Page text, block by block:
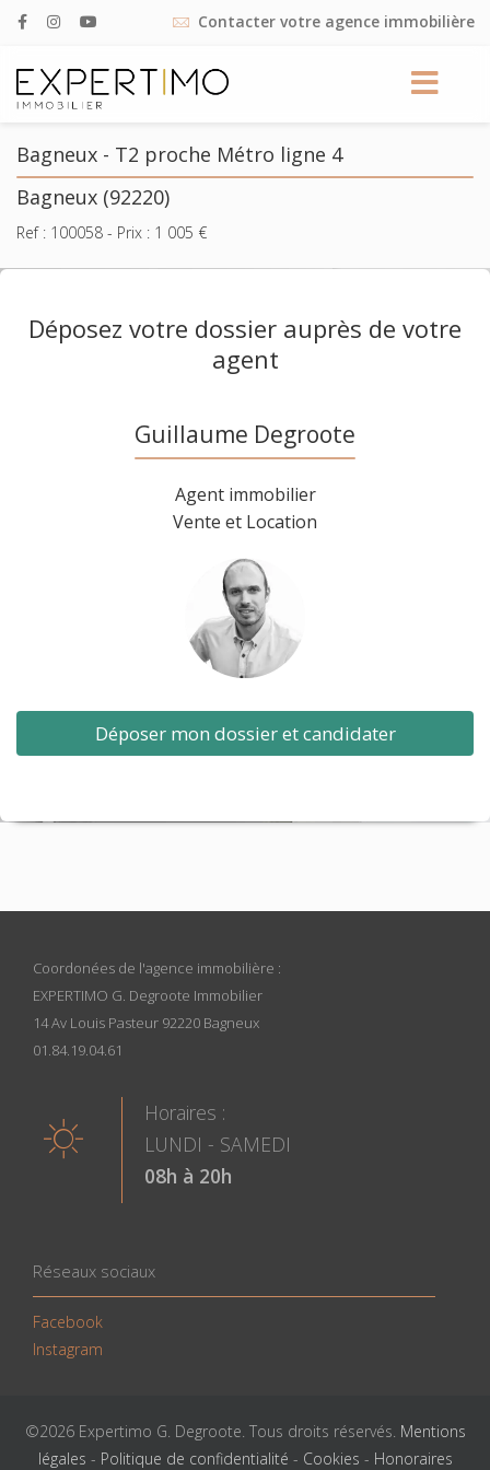
Contacter votre agence immobilière
Bagneux - T2 proche Métro ligne 4
Bagneux (92220)
Ref : 100058 - Prix : 1 005 €
Déposez votre dossier auprès de votre
agent
Guillaume Degroote
Agent immobilier
Vente et Location
Déposer mon dossier et candidater
Coordonées de l'agence immobilière :
EXPERTIMO G. Degroote Immobilier
14 Av Louis Pasteur 92220 Bagneux
01.84.19.04.61
Horaires :
LUNDI - SAMEDI
08h à 20h
Réseaux sociaux
Facebook
Instagram
©2026 Expertimo G. Degroote. Tous droits réservés. Mentions
légales - Politique de confidentialité - Cookies - Honoraires